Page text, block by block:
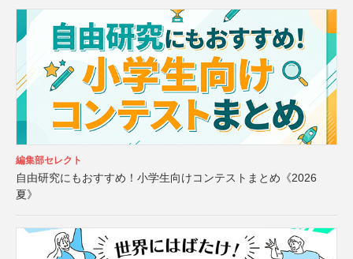
編集部セレクト
自由研究にもおすすめ！小学生向けコンテストまとめ《2026
夏》